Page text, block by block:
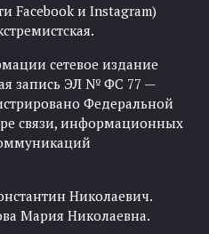
Facebook и Instagram)
сетевое издание
запись ЭЛ № ФС 77 —
Федеральной
связи, информационных
Николаевич.
Мария Николаевна.